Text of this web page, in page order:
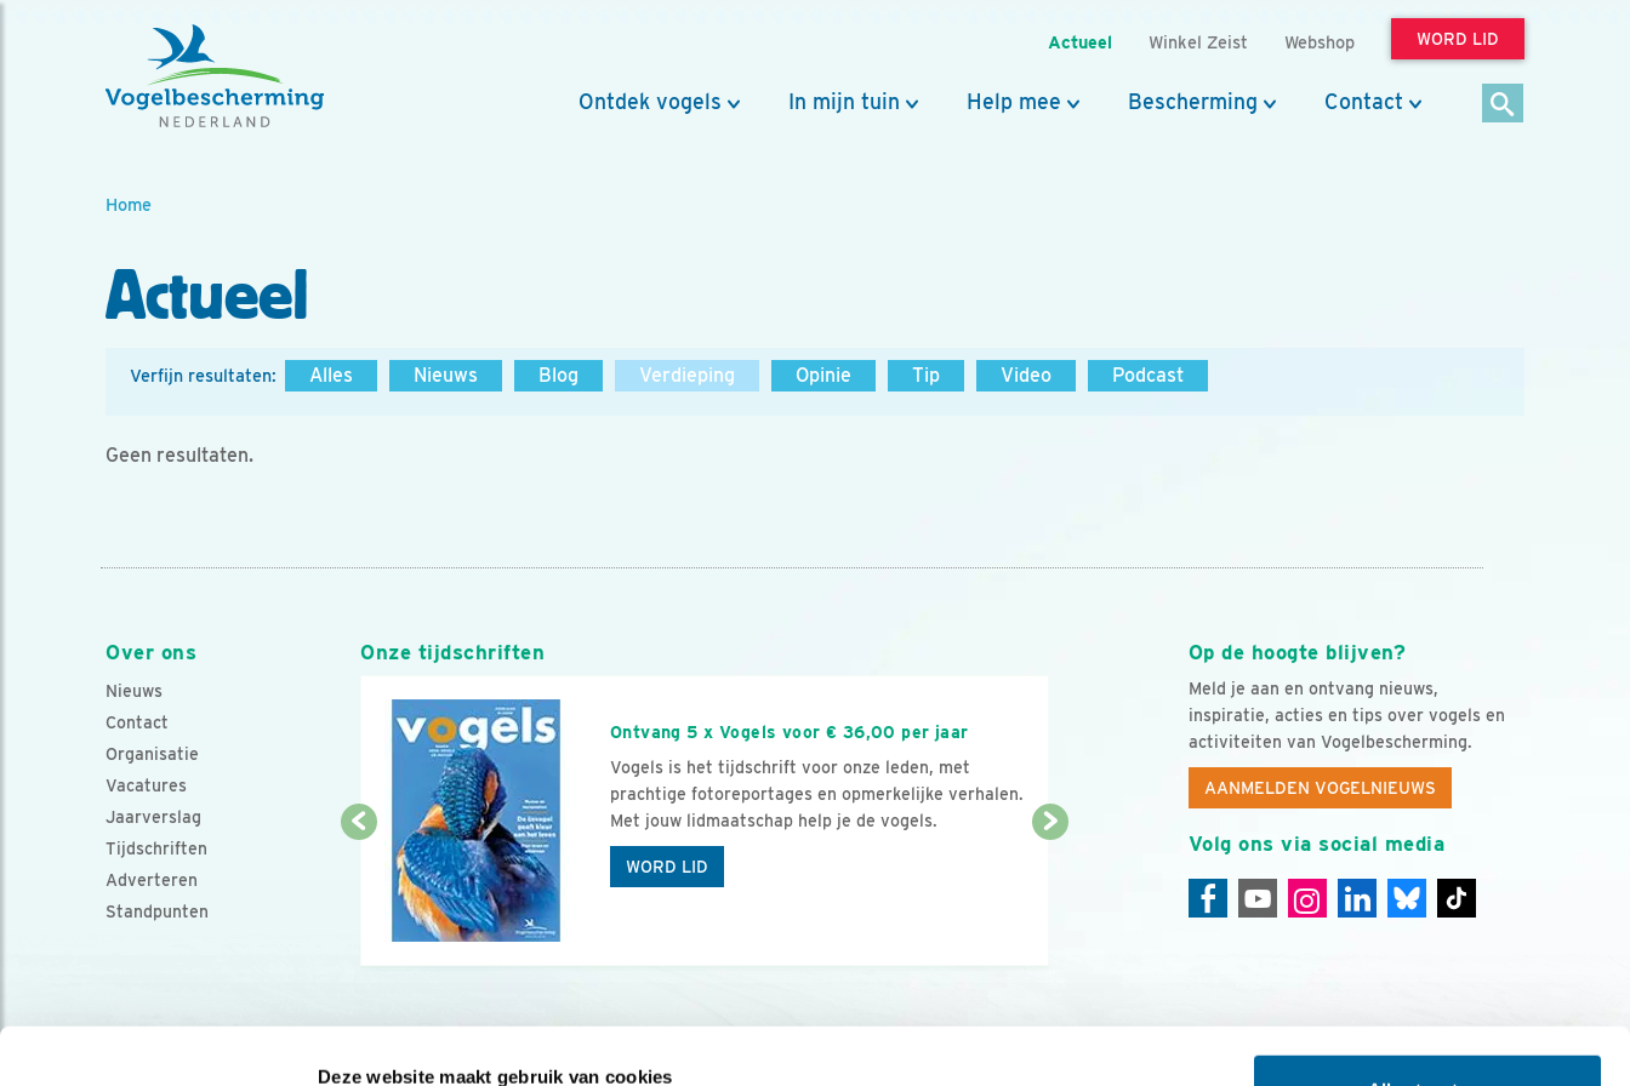
Deze website maakt gebruik van cookies
Actueel Winkel Zeist Webshop WORD LID
Ontdek vogels In mijn tuin Help mee Bescherming Contact
Home
Actueel
Verfijn resultaten: Alles Nieuws Blog Verdieping Opinie Tip Video Podcast
Geen resultaten.
Over ons
Nieuws
Contact
Organisatie
Vacatures
Jaarverslag
Tijdschriften
Adverteren
Standpunten
Op de hoogte blijven?
Meld je aan en ontvang nieuws,
inspiratie, acties en tips over vogels en
activiteiten van Vogelbescherming.
AANMELDEN VOGELNIEUWS
Volg ons via social media
Onze tijdschriften
Ontvang 5 x Vogels voor € 36,00 per jaar
Vogels is het tijdschrift voor onze leden, met
prachtige fotoreportages en opmerkelijke verhalen.
Met jouw lidmaatschap help je de vogels.
WORD LID